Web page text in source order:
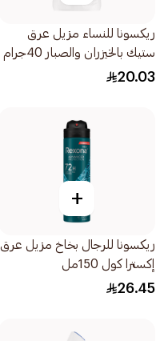
ريكسونا للنساء مزيل عرق
ستيك بالخيزران والصبار 40جرام
20.03
+
ريكسونا للرجال بخاخ مزيل عرق
إكسترا كول 150مل
26.45